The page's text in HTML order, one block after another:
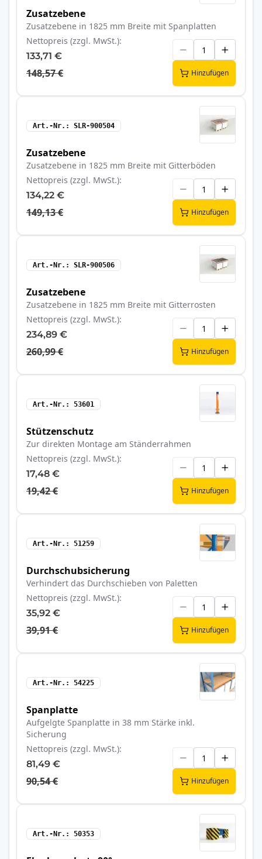
Zusatzebene
Zusatzebene in 1825 mm Breite mit Spanplatten
Nettopreis (zzgl. MwSt.)
133,71 €
148,57 € Hinzufügen
Art.-Nr. SLR-900504
Zusatzebene
Zusatzebene in 1825 mm Breite mit Gitterböden
Nettopreis (zzgl. MwSt.)
134,22 €
149,13 € Hinzufügen
Art.-Nr. SLR-900506
Zusatzebene
Zusatzebene in 1825 mm Breite mit Gitterrosten
Nettopreis (zzgl. MwSt.)
234,89 €
260,99 € Hinzufügen
Art.-Nr. 53601
Stützenschutz
Zur direkten Montage am Ständerrahmen
Nettopreis (zzgl. MwSt.)
17,48 €
19,42 € Hinzufügen
Art.-Nr. 51259
Durchschubsicherung
Verhindert das Durchschieben von Paletten
Nettopreis (zzgl. MwSt.)
35,92 €
39,91 € Hinzufügen
Art.-Nr. 54225
Spanplatte
Aufgelgte Spanplatte in 38 mm Stärke inkl.
Sicherung
Nettopreis (zzgl. MwSt.)
81,49 €
90,54 € Hinzufügen
Art.-Nr. 50353